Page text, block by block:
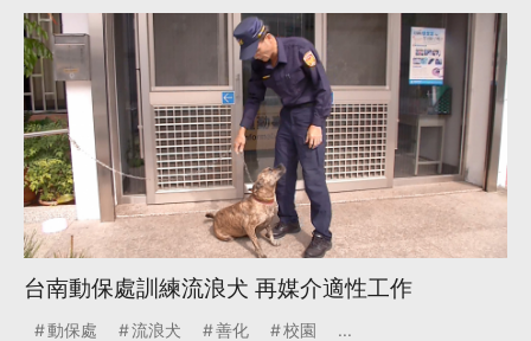
台南動保處訓練流浪犬 再媒介適性工作
動保處 流浪犬 善化 校園 ...